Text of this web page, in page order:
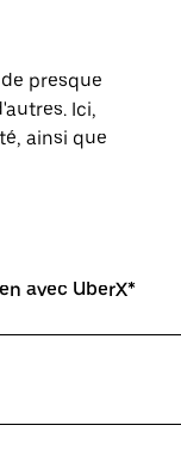
presque
Ici,
ainsi que
avec UberX*